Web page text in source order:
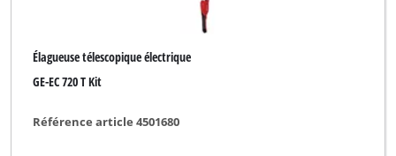
Élagueuse télescopique électrique
GE-EC 720 T Kit
Référence article 4501680